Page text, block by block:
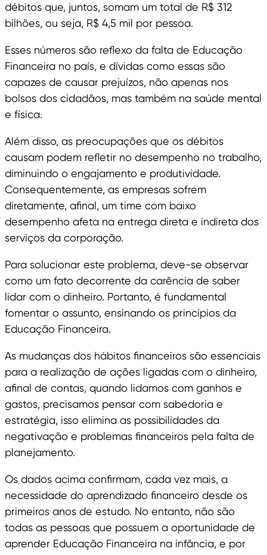
débitos que, juntos, somam um total de R$ 312
bilhões, ou seja, R$ 4,5 mil por pessoa.
Esses números são reflexo da falta de Educação
Financeira no país, e dívidas como essas são
capazes de causar prejuízos, não apenas nos
bolsos dos cidadãos, mas também na saúde mental
e física.
Além disso, as preocupações que os débitos
causam podem refletir no desempenho no trabalho,
diminuindo o engajamento e produtividade.
Consequentemente, as empresas sofrem
diretamente, afinal, um time com baixo
desempenho afeta na entrega direta e indireta dos
serviços da corporação.
Para solucionar este problema, deve-se observar
como um fato decorrente da carência de saber
lidar com o dinheiro. Portanto, é fundamental
fomentar o assunto, ensinando os princípios da
Educação Financeira.
As mudanças dos hábitos financeiros são essenciais
para a realização de ações ligadas com o dinheiro,
afinal de contas, quando lidamos com ganhos e
gastos, precisamos pensar com sabedoria e
estratégia, isso elimina as possibilidades da
negativação e problemas financeiros pela falta de
planejamento.
Os dados acima confirmam, cada vez mais, a
necessidade do aprendizado financeiro desde os
primeiros anos de estudo. No entanto, não são
todas as pessoas que possuem a oportunidade de
aprender Educação Financeira na infância, e por